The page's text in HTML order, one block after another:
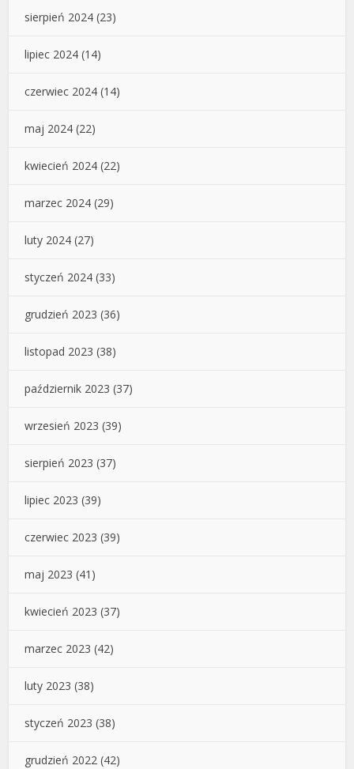
sierpień 2024 (23)
lipiec 2024 (14)
czerwiec 2024 (14)
maj 2024 (22)
kwiecień 2024 (22)
marzec 2024 (29)
luty 2024 (27)
styczeń 2024 (33)
grudzień 2023 (36)
listopad 2023 (38)
październik 2023 (37)
wrzesień 2023 (39)
sierpień 2023 (37)
lipiec 2023 (39)
czerwiec 2023 (39)
maj 2023 (41)
kwiecień 2023 (37)
marzec 2023 (42)
luty 2023 (38)
styczeń 2023 (38)
grudzień 2022 (42)